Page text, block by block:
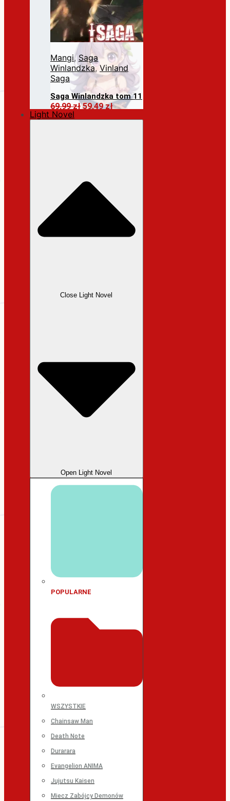
Mangi, Saga
Winlandzka, Vinland
Saga
Saga Winlandzka tom 11
69,99złPierwotna
59,49złAktualna
Dodaj do koszyka
Light Novel
Close Light Novel
Open Light Novel
POPULARNE
WSZYSTKIE
Chainsaw Man
Death Note
Durarara
Evangelion ANIMA
Jujutsu Kaisen
Miecz Zabójcy Demonów